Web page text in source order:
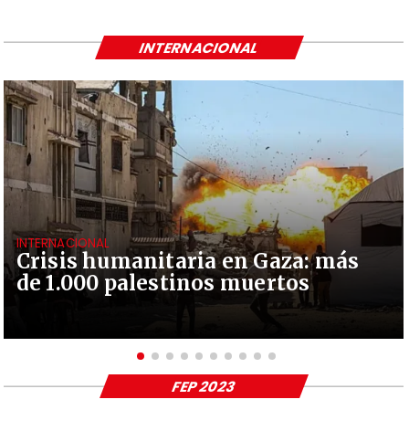
Crisis humanitaria en Gaza: más
de 1.000 palestinos muertos
INTERNACIONAL
INTERNACIONAL
FEP 2023